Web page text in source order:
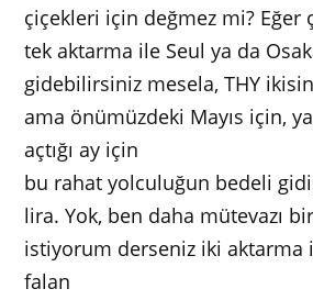
çiçekleri için değmez mi? Eğer
tek aktarma ile Seul ya da
gidebilirsiniz mesela, THY
ama önümüzdeki Mayıs için,
açtığı ay için
bu rahat yolculuğun bedeli
lira. Yok, ben daha mütevazı
istiyorum derseniz iki aktarma
falan